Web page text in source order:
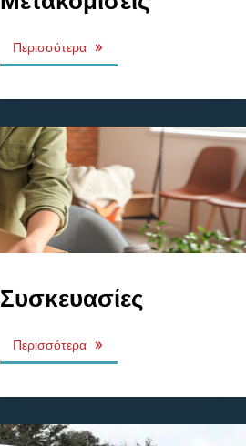
Περισσότερα
Συσκευασίες
Περισσότερα